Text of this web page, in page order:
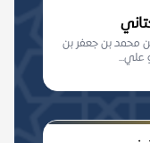
محمد بن جعفر بن
علي...